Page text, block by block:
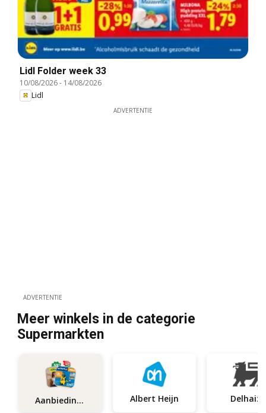
Lidl Folder week 33
10/08/2026- 14/08/2026
Lidl
ADVERTENTIE
ADVERTENTIE
Meer winkels in de categorie
Supermarkten
Aanbiedingen Albert Heijn Delhaize